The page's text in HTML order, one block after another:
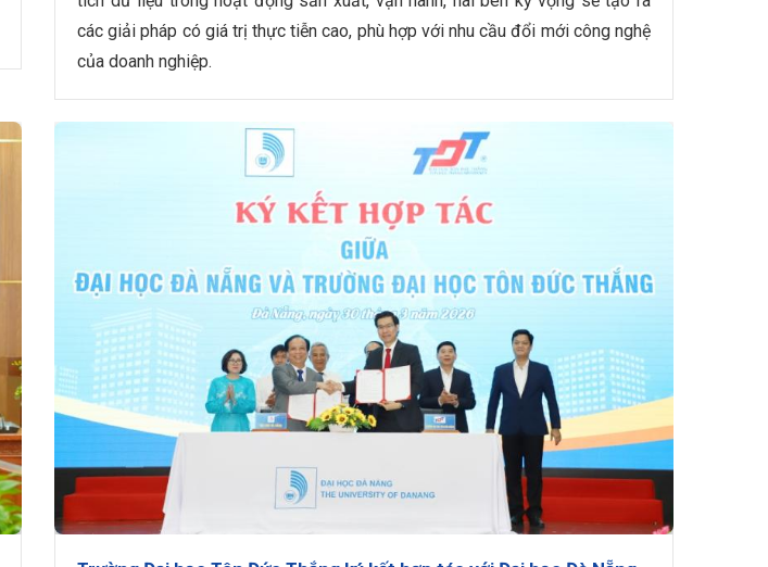
các giải pháp có giá trị thực tiễn cao, phù hợp với nhu cầu đổi mới công nghệ
của doanh nghiệp.